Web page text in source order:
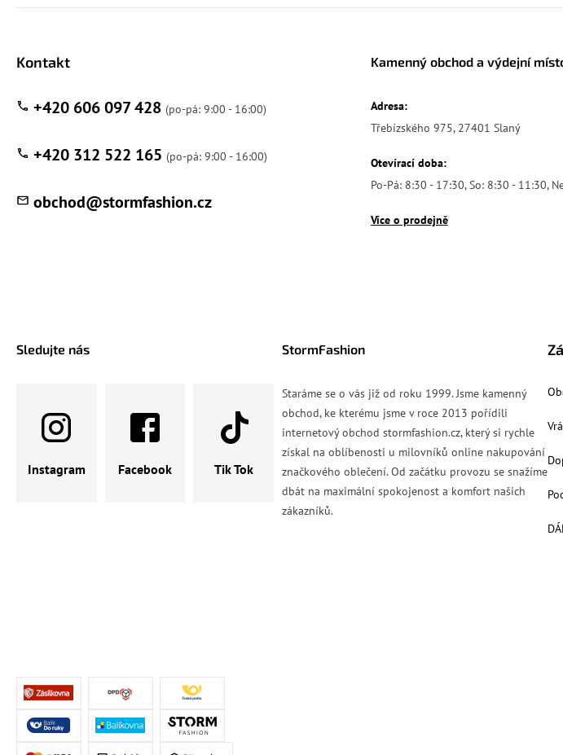
Kontakt
obchod@stormfashion.cz
+420 606 097 428
+420 312 522 165
Kamenný obchod a výdejní
Adresa:
Třebízského 975, 27401 Slaný
Otevírací doba:
Po-Pá: 8:30 - 17:30, So: 8:30 - 11:30,
Více o prodejně
Sledujte nás
Instagram Facebook Tik Tok
StormFashion
Staráme se o vás již od roku 1999. Jsme kamenný
obchod, ke kterému jsme v roce 2013 pořídili
internetový obchod stormfashion.cz, který si rychle
získal na oblíbenosti u milovníků online nakupování
značkového oblečení. Od začátku provozu se snažíme
dbát na maximální spokojenost a komfort našich
zákazníků.